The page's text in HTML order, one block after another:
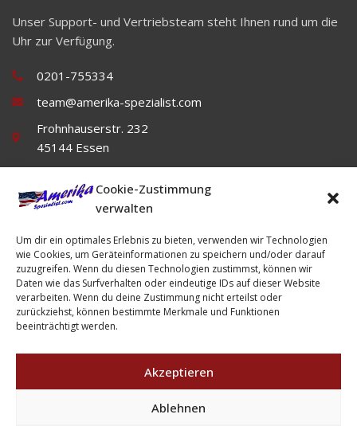
Cookie-Zustimmung
verwalten
Um dir ein optimales Erlebnis zu bieten, verwenden wir Technologien
wie Cookies, um Geräteinformationen zu speichern und/oder darauf
zuzugreifen. Wenn du diesen Technologien zustimmst, können wir
Daten wie das Surfverhalten oder eindeutige IDs auf dieser Website
verarbeiten. Wenn du deine Zustimmung nicht erteilst oder
zurückziehst, können bestimmte Merkmale und Funktionen
beeinträchtigt werden.
Akzeptieren
Ablehnen
Unser Support- und Vertriebsteam steht Ihnen rund um die
Uhr zur Verfügung.
0201-755334
team@amerika-spezialist.com
Frohnhauserstr. 232
45144 Essen
Impressum Datenschutz AGB's